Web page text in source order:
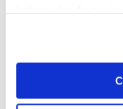
Cookies, wenn Sie